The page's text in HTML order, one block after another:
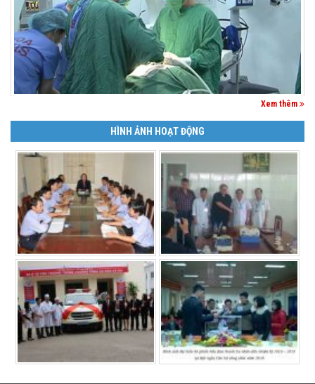
Xem thêm
HÌNH ẢNH HOẠT ĐỘNG